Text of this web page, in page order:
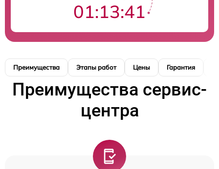
01:13:40
Преимущества Этапы работ Цены Гарантия
Преимущества сервис-
центра